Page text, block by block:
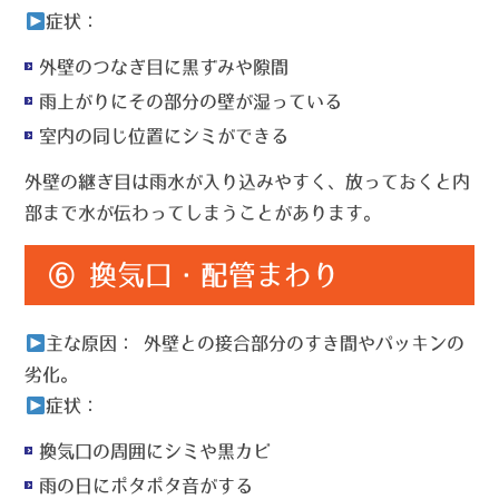
症状：
外壁のつなぎ目に黒ずみや隙間
雨上がりにその部分の壁が湿っている
室内の同じ位置にシミができる
外壁の継ぎ目は雨水が入り込みやすく、放っておくと内
部まで水が伝わってしまうことがあります。
⑥ 換気口・配管まわり
主な原因：
外壁との接合部分のすき間やパッキンの
劣化。
症状：
換気口の周囲にシミや黒カビ
雨の日にポタポタ音がする